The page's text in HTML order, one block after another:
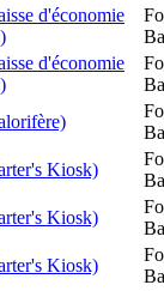
d'économie
d'économie
Kiosk)
Kiosk)
Kiosk)